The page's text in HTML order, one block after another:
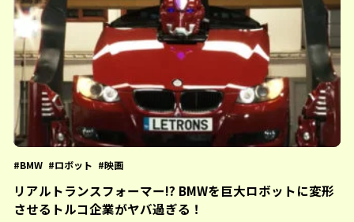
BMW ロボット 映画
リアルトランスフォーマー!? BMWを巨大ロボットに変形
させるトルコ企業がヤバ過ぎる！